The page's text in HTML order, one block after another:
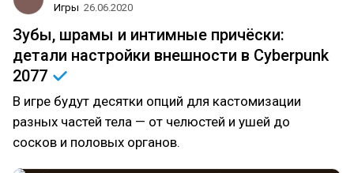
Игры 26.06.2020
Зубы, шрамы и интимные причёски:
детали настройки внешности в Cyberpunk
2077
В игре будут десятки опций для кастомизации
разных частей тела — от челюстей и ушей до
сосков и половых органов.